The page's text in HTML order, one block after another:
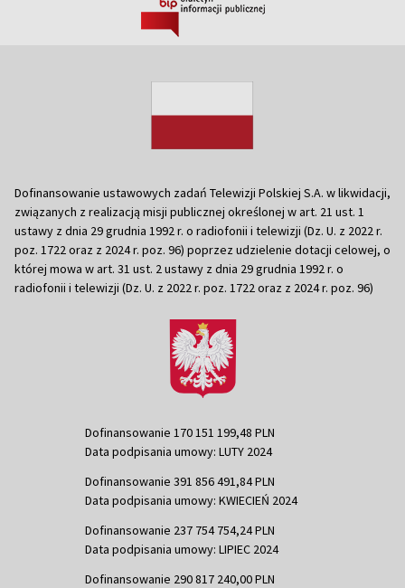
Dofinansowanie ustawowych zadań Telewizji Polskiej S.A. w likwidacji,
związanych z realizacją misji publicznej określonej w art. 21 ust. 1
ustawy z dnia 29 grudnia 1992 r. o radiofonii i telewizji (Dz. U. z 2022 r.
poz. 1722 oraz z 2024 r. poz. 96) poprzez udzielenie dotacji celowej, o
której mowa w art. 31 ust. 2 ustawy z dnia 29 grudnia 1992 r. o
radiofonii i telewizji (Dz. U. z 2022 r. poz. 1722 oraz z 2024 r. poz. 96)
Dofinansowanie 170 151 199,48 PLN
Data podpisania umowy: LUTY 2024
Dofinansowanie 391 856 491,84 PLN
Data podpisania umowy: KWIECIEŃ 2024
Dofinansowanie 237 754 754,24 PLN
Data podpisania umowy: LIPIEC 2024
Dofinansowanie 290 817 240,00 PLN